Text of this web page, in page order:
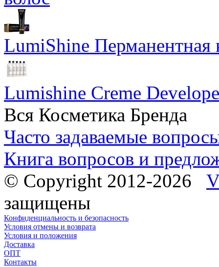
LumiShine Перманентная
Lumishine Creme
Вся Косметика Бренда
Часто задаваемые
Книга вопросов и
© Copyright 2012-2026
защищены
Конфиденциальность и безопасность
Условия отмены и возврата
Условия и положения
Доставка
ОПТ
Контакты